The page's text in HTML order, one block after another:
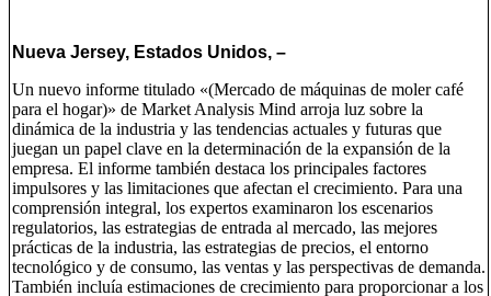
Nueva Jersey, Estados Unidos, –
Un nuevo informe titulado «(Mercado de máquinas de moler café
para el hogar)» de Market Analysis Mind arroja luz sobre la
dinámica de la industria y las tendencias actuales y futuras que
juegan un papel clave en la determinación de la expansión de la
empresa. El informe también destaca los principales factores
impulsores y las limitaciones que afectan el crecimiento. Para una
comprensión integral, los expertos examinaron los escenarios
regulatorios, las estrategias de entrada al mercado, las mejores
prácticas de la industria, las estrategias de precios, el entorno
tecnológico y de consumo, las ventas y las perspectivas de demanda.
También incluía estimaciones de crecimiento para proporcionar a los